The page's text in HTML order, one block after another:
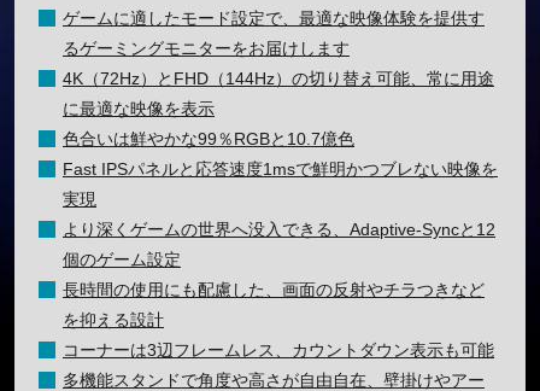
ゲームに適したモード設定で、最適な映像体験を提供す
るゲーミングモニターをお届けします
4K（72Hz）とFHD（144Hz）の切り替え可能、常に用途
に最適な映像を表示
色合いは鮮やかな99％RGBと10.7億色
Fast IPSパネルと応答速度1msで鮮明かつブレない映像を
実現
より深くゲームの世界へ没入できる、Adaptive-Syncと12
個のゲーム設定
長時間の使用にも配慮した、画面の反射やチラつきなど
を抑える設計
コーナーは3辺フレームレス、カウントダウン表示も可能
多機能スタンドで角度や高さが自由自在、壁掛けやアー